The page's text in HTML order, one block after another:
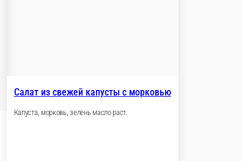
Салат из свежей капусты с морковью
Капуста, морковь, зелень масло раст.